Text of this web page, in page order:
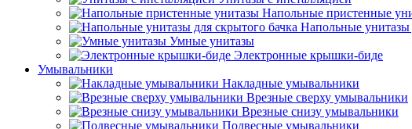
Напольные пристенные
Напольные унитазы
Умные унитазы
Электронные крышки-биде
Умывальники
Накладные умывальники
Врезные сверху умывальники
Врезные снизу умывальники
Подвесные умывальники